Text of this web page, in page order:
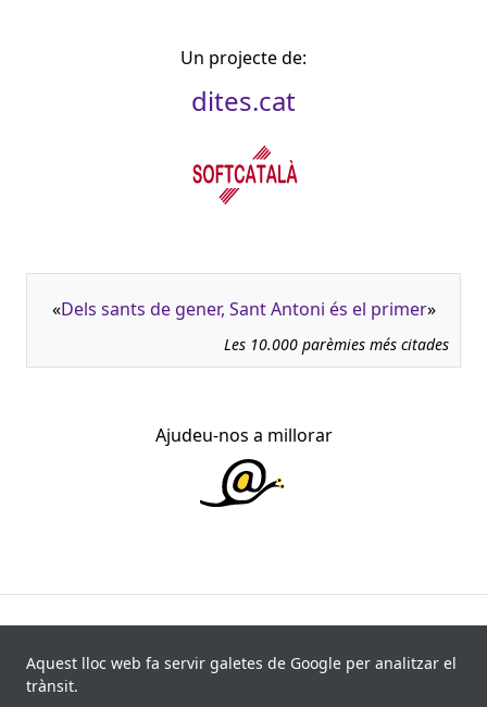
Un projecte de:
dites.cat
«Dels sants de gener, Sant Antoni és el primer»
Les 10.000 parèmies més citades
Ajudeu-nos a millorar
recollides de 840 fonts i 8.113 informants. Última
Aquest lloc web fa servir galetes de Google per analitzar el
trànsit.